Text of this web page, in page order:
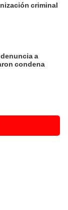
criminal
a
condena